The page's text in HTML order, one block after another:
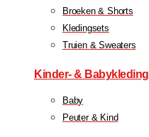
Broeken & Shorts
Kledingsets
Truien & Sweaters
Kinder- & Babykleding
Baby
Peuter & Kind